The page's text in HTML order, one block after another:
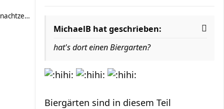
nachtzeche
MichaelB hat geschrieben:
hat's dort einen Biergarten?
Biergärten sind in diesem Teil